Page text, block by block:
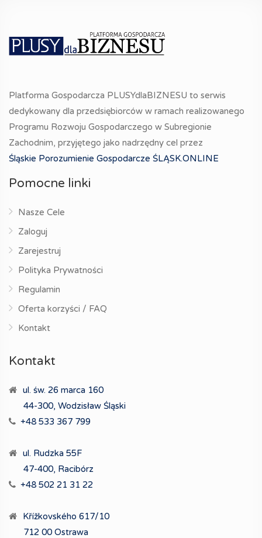
Platforma Gospodarcza PLUSYdlaBIZNESU to serwis
dedykowany dla przedsiębiorców w ramach realizowanego
Programu Rozwoju Gospodarczego w Subregionie
Zachodnim, przyjętego jako nadrzędny cel przez
Śląskie Porozumienie Gospodarcze ŚLĄSK.ONLINE
Pomocne linki
Nasze Cele
Zaloguj
Zarejestruj
Polityka Prywatności
Regulamin
Oferta korzyści / FAQ
Kontakt
Kontakt
ul. św. 26 marca 160
44-300, Wodzisław Śląski
+48 533 367 799
ul. Rudzka 55F
47-400, Racibórz
+48 502 21 31 22
Křížkovského 617/10
712 00 Ostrawa